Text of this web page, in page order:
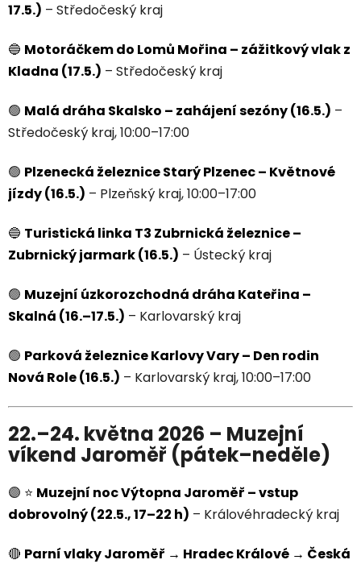
17.5.) – Středočeský kraj
🔵 Motoráčkem do Lomů Mořina – zážitkový vlak z
Kladna (17.5.) – Středočeský kraj
🟢 Malá dráha Skalsko – zahájení sezóny (16.5.) –
Středočeský kraj, 10:00–17:00
🟢 Plzenecká železnice Starý Plzenec – Květnové
jízdy (16.5.) – Plzeňský kraj, 10:00–17:00
🔵 Turistická linka T3 Zubrnická železnice –
Zubrnický jarmark (16.5.) – Ústecký kraj
🟢 Muzejní úzkorozchodná dráha Kateřina –
Skalná (16.–17.5.) – Karlovarský kraj
🟢 Parková železnice Karlovy Vary – Den rodin
Nová Role (16.5.) – Karlovarský kraj, 10:00–17:00
22.–24. května 2026 – Muzejní
víkend Jaroměř (pátek–neděle)
🟣 ⭐ Muzejní noc Výtopna Jaroměř – vstup
dobrovolný (22.5., 17–22 h) – Královéhradecký kraj
🔴 Parní vlaky Jaroměř → Hradec Králové → Česká